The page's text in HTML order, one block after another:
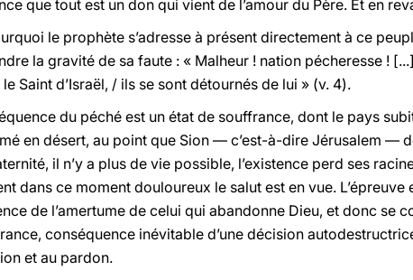
que tout est un don qui vient de l’amour du Père. Et en
le prophète s’adresse à présent directement à ce
la gravité de sa faute : « Malheur ! nation pécheresse !
Saint d’Israël, / ils se sont détournés de lui » (v. 4).
du péché est un état de souffrance, dont le pays
en désert, au point que Sion — c’est-à-dire Jérusalem —
il n’y a plus de vie possible, l’existence perd ses
dans ce moment douloureux le salut est en vue.
de l’amertume de celui qui abandonne Dieu, et donc se
conséquence inévitable d’une décision
et au pardon.